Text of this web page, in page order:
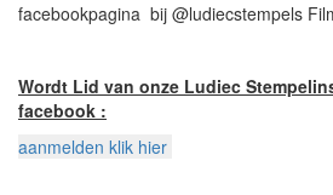
facebookpagina bij @ludiecstempels
Wordt Lid van onze Ludiec
facebook :
aanmelden klik hier